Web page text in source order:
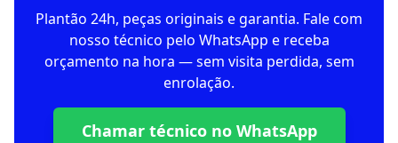
Plantão 24h, peças originais e garantia. Fale com
nosso técnico pelo WhatsApp e receba
orçamento na hora — sem visita perdida, sem
enrolação.
Chamar técnico no WhatsApp